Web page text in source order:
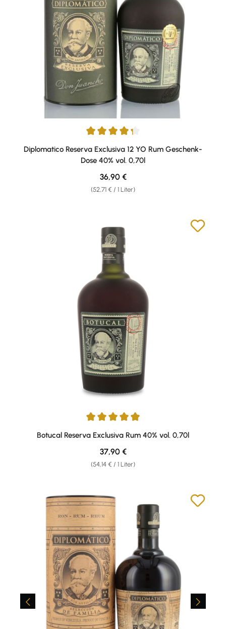
Durchschnittliche Bewertung von 4.33 von 5 Sternen
Diplomatico Reserva Exclusiva 12 YO Rum Geschenk-
Dose 40% vol. 0,70l
(52,71 € / 1 Liter)
Regulärer Preis:
36,90 €
Durchschnittliche Bewertung von 4.91 von 5 Sternen
Botucal Reserva Exclusiva Rum 40% vol. 0,70l
(54,14 € / 1 Liter)
Regulärer Preis:
37,90 €